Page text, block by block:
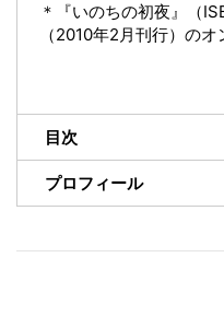
＊『いのちの初夜』（
（2010年2月刊行）の
目次
プロフィール